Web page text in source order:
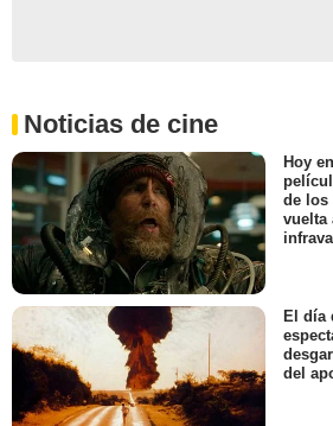
Noticias de cine
Hoy
de los
vuelta
El día
del